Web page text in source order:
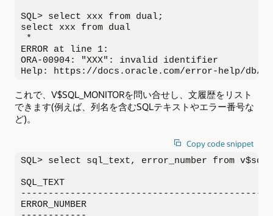
SQL> select xxx from dual;
select xxx from dual
*
ERROR at line 1:
ORA-00904: "XXX": invalid identifier
Help: https://docs.oracle.com/error-help/db/
これで、V$SQL_MONITORを問い合せし、文履歴をリスト
できます(例えば、列名を含むSQLテキストやエラー番号な
ど)。
Copy code snippet
SQL> select sql_text, error_number from
SQL_TEXT
ERROR_NUMBER